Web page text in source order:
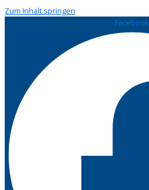
Zum Inhalt springen
Facebook